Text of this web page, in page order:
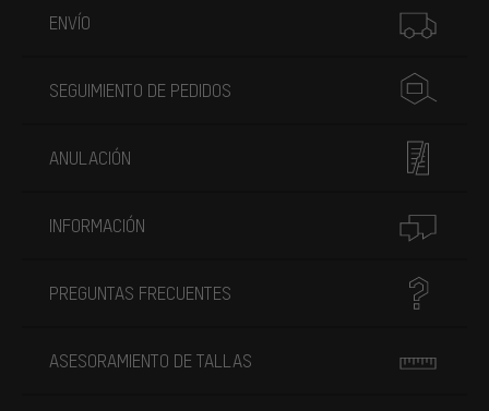
ENVÍO
SEGUIMIENTO DE PEDIDOS
ANULACIÓN
INFORMACIÓN
PREGUNTAS FRECUENTES
ASESORAMIENTO DE TALLAS